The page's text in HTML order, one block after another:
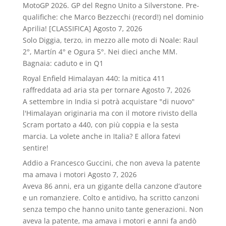
MotoGP 2026. GP del Regno Unito a Silverstone. Pre-
qualifiche: che Marco Bezzecchi (record!) nel dominio
Aprilia! [CLASSIFICA] Agosto 7, 2026
Solo Diggia, terzo, in mezzo alle moto di Noale: Raul
2°, Martín 4° e Ogura 5°. Nei dieci anche MM.
Bagnaia: caduto e in Q1
Royal Enfield Himalayan 440: la mitica 411
raffreddata ad aria sta per tornare Agosto 7, 2026
A settembre in India si potrà acquistare "di nuovo"
l'Himalayan originaria ma con il motore rivisto della
Scram portato a 440, con più coppia e la sesta
marcia. La volete anche in Italia? E allora fatevi
sentire!
Addio a Francesco Guccini, che non aveva la patente
ma amava i motori Agosto 7, 2026
Aveva 86 anni, era un gigante della canzone d’autore
e un romanziere. Colto e antidivo, ha scritto canzoni
senza tempo che hanno unito tante generazioni. Non
aveva la patente, ma amava i motori e anni fa andò